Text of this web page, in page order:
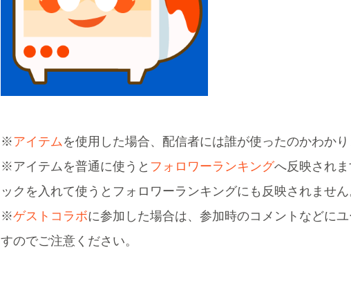
※アイテムを使用した場合、配信者には誰が使ったのかわかり
※アイテムを普通に使うと フォロワーランキングへ反映され
ックを入れて使うとフォロワーランキングにも反映されません
※ゲストコラボに参加した場合は、参加時のコメントなどに
すのでご注意ください。